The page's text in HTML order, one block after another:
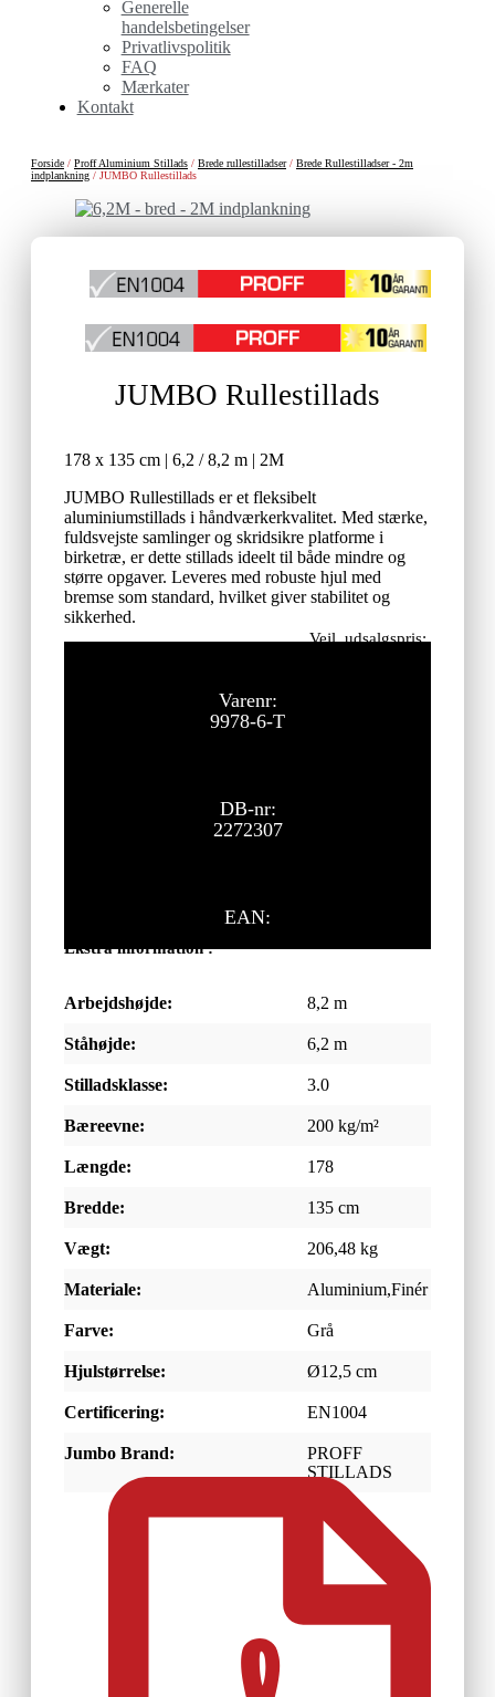
Generelle
handelsbetingelser
Privatlivspolitik
FAQ
Mærkater
Kontakt
Forside / Proff Aluminium Stillads / Brede rullestilladser/ Brede Rullestilladser - 2m
indplankning / JUMBO Rullestillads
JUMBO Rullestillads
178 x 135 cm | 6,2 / 8,2 m | 2M
JUMBO Rullestillads er et fleksibelt
aluminiumstillads i håndværkerkvalitet. Med stærke,
fuldsvejste samlinger og skridsikre platforme i
birketræ, er dette stillads ideelt til både mindre og
større opgaver. Leveres med robuste hjul med
bremse som standard, hvilket giver stabilitet og
sikkerhed.
Vejl. udsalgspris:
Varenr:
9978-6-T
DB-nr:
2272307
EAN:
Ekstra information :
Arbejdshøjde: 8,2 m
Ståhøjde: 6,2 m
Stilladsklasse: 3.0
Bæreevne: 200 kg/m²
Længde: 178
Bredde: 135 cm
Vægt: 206,48 kg
Materiale: Aluminium,Finér
Farve: Grå
Hjulstørrelse: Ø12,5 cm
Certificering: EN1004
Jumbo Brand:
PROFF
STILLADS